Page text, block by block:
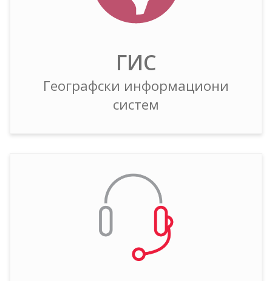
ГИС
Географски информациони
систем